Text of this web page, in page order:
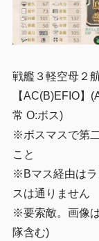
戦艦３軽空母２
【AC(B)EFIO】
常 O:ボス)
※ボスマスで第
こと
※Bマス経由はラ
スは通りません
※要索敵。画像
隊含む)